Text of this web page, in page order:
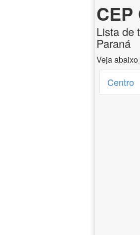
Lista de
Paraná
Veja
Centro